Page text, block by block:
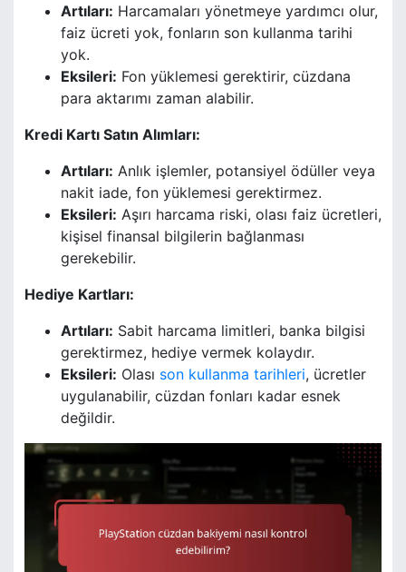
Artıları: Harcamaları yönetmeye yardımcı olur,
faiz ücreti yok, fonların son kullanma tarihi
yok.
Eksileri: Fon yüklemesi gerektirir, cüzdana
para aktarımı zaman alabilir.
Kredi Kartı Satın Alımları:
Artıları: Anlık işlemler, potansiyel ödüller veya
nakit iade, fon yüklemesi gerektirmez.
Eksileri: Aşırı harcama riski, olası faiz ücretleri,
kişisel finansal bilgilerin bağlanması
gerekebilir.
Hediye Kartları:
Artıları: Sabit harcama limitleri, banka bilgisi
gerektirmez, hediye vermek kolaydır.
Eksileri: Olası son kullanma tarihleri, ücretler
uygulanabilir, cüzdan fonları kadar esnek
değildir.